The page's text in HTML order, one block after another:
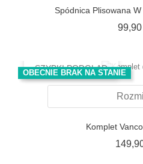
Spódnica Plisowana
99,90
SZYBKI PODGLĄD
OBECNIE BRAK NA STANIE
Komplet